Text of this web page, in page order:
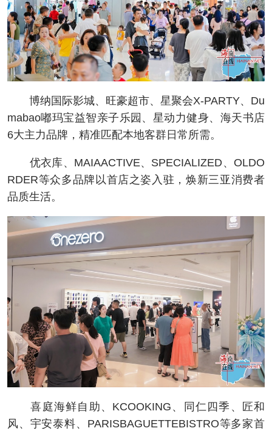
博纳国际影城、旺豪超市、星聚会X-PARTY、Du
mabao嘟玛宝益智亲子乐园、星动力健身、海天书店
6大主力品牌，精准匹配本地客群日常所需。
优衣库、MAIAACTIVE、SPECIALIZED、OLDO
RDER等众多品牌以首店之姿入驻，焕新三亚消费者
品质生活。
喜庭海鲜自助、KCOOKING、同仁四季、匠和
风、宇安泰料、PARISBAGUETTEBISTRO等多家首